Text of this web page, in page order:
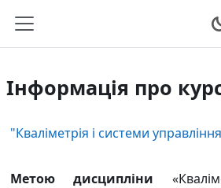
Бокова панель
Інформація про
"Кваліметрія і системи
Метою дисципліни «